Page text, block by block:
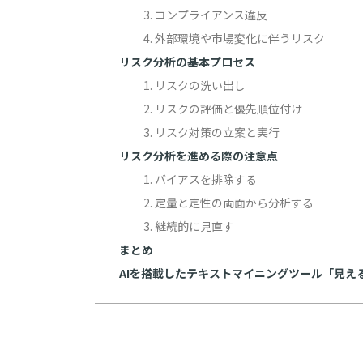
3. コンプライアンス違反
4. 外部環境や市場変化に伴うリスク
リスク分析の基本プロセス
1. リスクの洗い出し
2. リスクの評価と優先順位付け
3. リスク対策の立案と実行
リスク分析を進める際の注意点
1. バイアスを排除する
2. 定量と定性の両面から分析する
3. 継続的に見直す
まとめ
AIを搭載したテキストマイニングツール「見え